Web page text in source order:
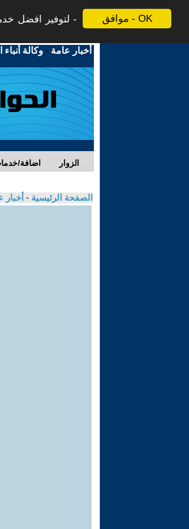
موافق - OK
لتوفير افضل
أخبار عامة -وكالة أنباء
اضافة/ الزوار
الصفحة الرئيسية - أخبار